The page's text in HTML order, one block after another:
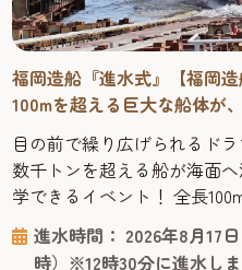
福岡造船『進水式』【福岡
100mを超える巨大な船体が
撃！
目の前で繰り広げられるド
数千トンを超える船が海面
学できるイベント！ 全長
へと滑り降りる。「進水式
初めて海に浮かぶ、造船所
進水時間： 2026年8月17
時）※12時30分に進水し